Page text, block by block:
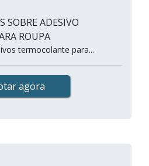
SOBRE ADESIVO
ROUPA
termocolante para...
agora